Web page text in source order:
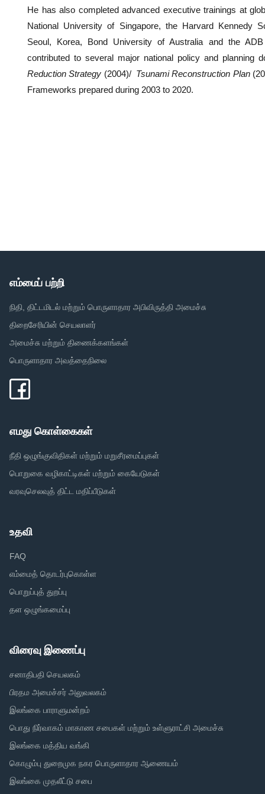
He has also completed advanced executive trainings at
National University of Singapore, the Harvard Kennedy
Seoul, Korea, Bond University of Australia and the
contributed to several major national policy and planning
Reduction Strategy (2004)/ Tsunami Reconstruction Plan
Frameworks prepared during 2003 to 2020.
எம்மைப் பற்றி
நிதி, திட்டமிடல் மற்றும் பொருளாதார அபிவிருத்தி அமைச்சு
திறைசேரியின் செயலாளர்
அமைச்சு மற்றும் திணைக்களங்கள்
பொருளாதார அவத்தைநிலை
எமது கொள்கைகள்
நீதி ஒழுங்குவிதிகள் மற்றும் மறுசீரமைப்புகள்
பொறுகை வழிகாட்டிகள் மற்றும் கையேடுகள்
வரவுசெலவுத் திட்ட மதிப்பீடுகள்
உதவி
FAQ
எம்மைத் தொடர்புகொள்ள
பொறுப்புத் துறப்பு
தள ஒழுங்கமைப்பு
விரைவு இணைப்பு
சனாதிபதி செயலகம்
பிரதம அமைச்சர் அலுவலகம்
இலங்கை பாராளுமன்றம்
பொது நிர்வாகம் மாகாண சபைகள் மற்றும் உள்ளுராட்சி அமைச்சு
இலங்கை மத்திய வங்கி
கொழும்பு துறைமுக நகர பொருளாதார ஆணையம்
இலங்கை முதலீட்டு சபை